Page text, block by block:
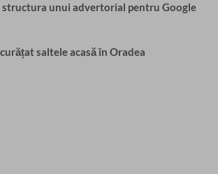
structura unui advertorial pentru Google
saltele acasă în Oradea